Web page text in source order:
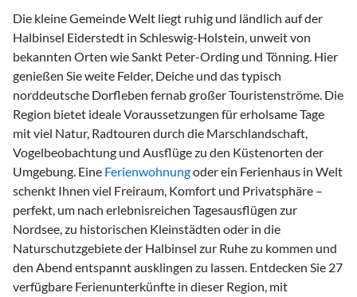
Die kleine Gemeinde Welt liegt ruhig und ländlich auf der
Halbinsel Eiderstedt in Schleswig-Holstein, unweit von
bekannten Orten wie Sankt Peter-Ording und Tönning. Hier
genießen Sie weite Felder, Deiche und das typisch
norddeutsche Dorfleben fernab großer Touristenströme. Die
Region bietet ideale Voraussetzungen für erholsame Tage
mit viel Natur, Radtouren durch die Marschlandschaft,
Vogelbeobachtung und Ausflüge zu den Küstenorten der
Umgebung. Eine Ferienwohnungoder ein Ferienhaus in Welt
schenkt Ihnen viel Freiraum, Komfort und Privatsphäre –
perfekt, um nach erlebnisreichen Tagesausflügen zur
Nordsee, zu historischen Kleinstädten oder in die
Naturschutzgebiete der Halbinsel zur Ruhe zu kommen und
den Abend entspannt ausklingen zu lassen. Entdecken Sie 27
verfügbare Ferienunterkünfte in dieser Region, mit